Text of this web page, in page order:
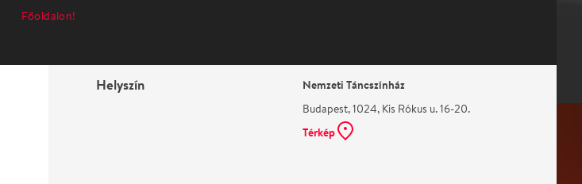
Főoldalon!
Helyszín Nemzeti Táncszínház
Budapest, 1024, Kis Rókus u. 16-20.
Térkép